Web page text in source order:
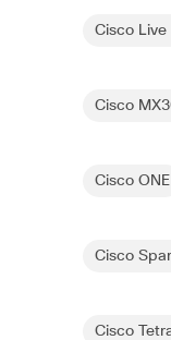
Cisco
Cisco
Cisco ONE
Cisco
Cisco